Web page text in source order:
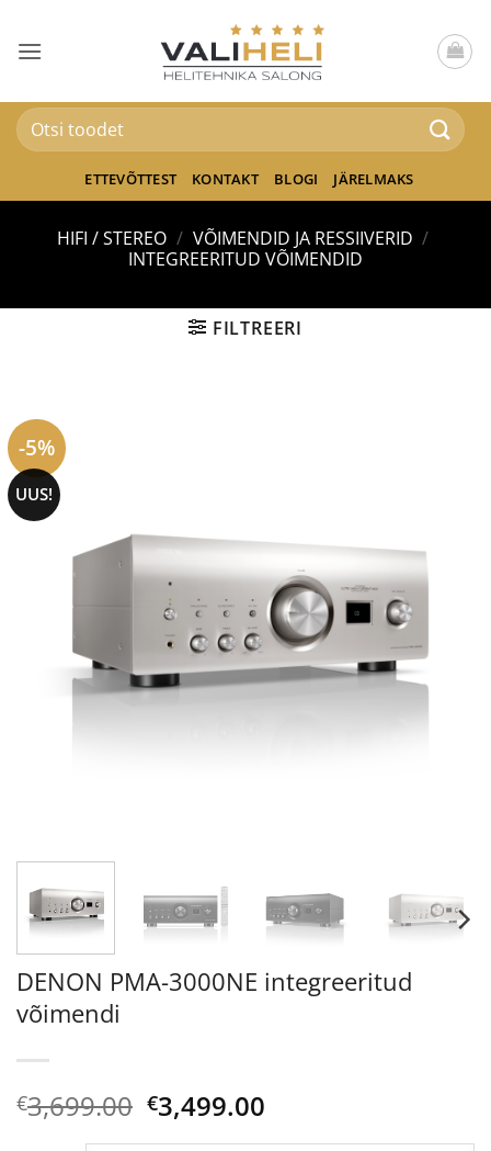
content
Otsi:
ETTEVÕTTEST KONTAKT BLOGI JÄRELMAKS
HIFI / STEREO / VÕIMENDID JA RESSIIVERID /
INTEGREERITUD VÕIMENDID
FILTREERI
-5%
UUS!
DENON PMA-3000NE integreeritud
võimendi
€3,699.00 Algne
hind
€3,499.00